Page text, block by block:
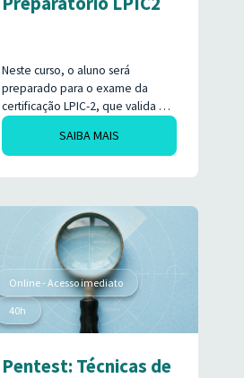
Neste curso, o aluno será
preparado para o exame da
certificação LPIC-2, que valida a
capacidade de administrar redes
mistas de pequeno a médio
porte, sendo a segunda etapa no
programa de certificações
SAIBA MAIS
Online - Acesso imediato
40h
Pentest: Técnicas de